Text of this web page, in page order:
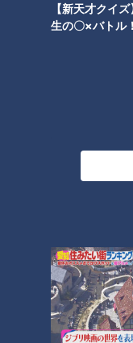
【新天才クイ
生の〇×バトル！
されており、一重ま
美しさの価値
三浦はこの話題につ
ら、「鮮やかなピン